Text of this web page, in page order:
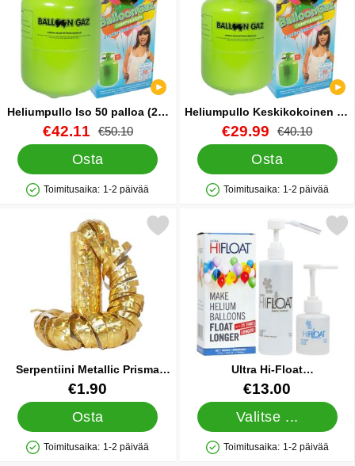
jotakin, tästä huikeasta, kasvavasta juhltarvikevalikoimasta.
Heliumpullo Iso 50 palloa (20-
25 cm)
Tuote.nro 13480
uusi hinta
€42.11 vanha hinta
€50.10
Osta
Saatavuus: Varastossa
Toimitusaika: 1-2 päivää
Heliumpullo Keskikokoinen 30
palloa (20-25 cm)
Tuote.nro 13479
uusi hinta
€29.99 vanha hinta
€40.10
Osta
Saatavuus: Varastossa
Toimitusaika: 1-2 päivää
Serpentiini Metallic Prisma
Kulta
Tuote.nro 9764€1.90
Osta
Saatavuus: Varastossa
Toimitusaika: 1-2 päivää
Merkitse serpentiini Metallic Prisma Kulta suosikiksi
Ultra Hi-Float
Kestokäsittelyaine
Heliumpalloille
Tuote.nro 13476
€13.00
Valitse ...
Saatavuus: Varastossa
Toimitusaika: 1-2 päivää
Merkitse ultra Hi-Float